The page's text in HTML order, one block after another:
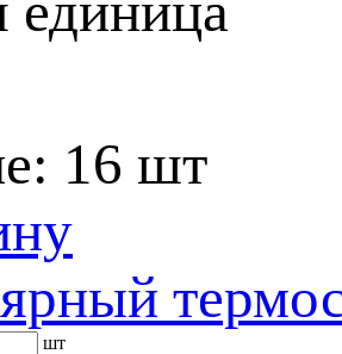
16 шт
шт